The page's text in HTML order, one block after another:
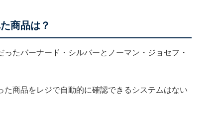
商品は？
たバーナード・シルバーとノーマン・ジョセフ・
商品をレジで自動的に確認できるシステムはない